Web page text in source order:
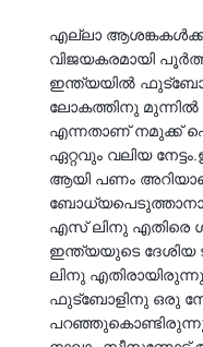
എല്ലാ
വിജയകരമായി
ഇന്ത്യയിൽ
ലോകത്തിനു മുന്നിൽ
എന്നതാണ് നമുക്ക്
ഏറ്റവും വലിയ
ആയി പണം
എസ് ലിനു എതിരെ
ഇന്ത്യയുടെ
ലിനു
ഫുട്‍ബോളിനു ഒരു